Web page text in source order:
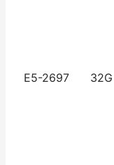
E5-2697 32G